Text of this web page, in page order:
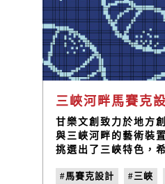
三峽河畔馬賽克
甘樂文創致力於地方
與三峽河畔的藝術裝
挑選出了三峽特色，
角、祖師廟、鳶山銅
#馬賽克設計 #三峽